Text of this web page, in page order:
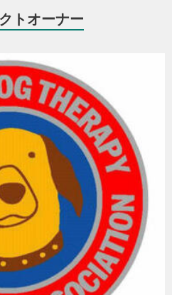
水、ペットフード、衛生用品、ケー
ッズ等）
輸送費、滞在費、保護等にかかる費
）
かかる費用（預かり等にかかる費
で活動する動物関連関係先への物
動派遣費用（輸送費、滞在費、消耗
る費用（PCR検査代、検査キッ
グッズ）
15％を管理運営費として使用させ
ていただきます。
トオーナー